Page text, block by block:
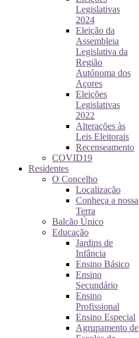
Legislativas
2024
Eleição da
Assembleia
Legislativa da
Região
Autónoma dos
Açores
Eleições
Legislativas
2022
Alterações às
Leis Eleitorais
Recenseamento
COVID19
Residentes
O Concelho
Localização
Conheça a nossa
Terra
Balcão Único
Educação
Jardins de
Infância
Ensino Básico
Ensino
Secundário
Ensino
Profissional
Ensino Especial
Agrupamento de